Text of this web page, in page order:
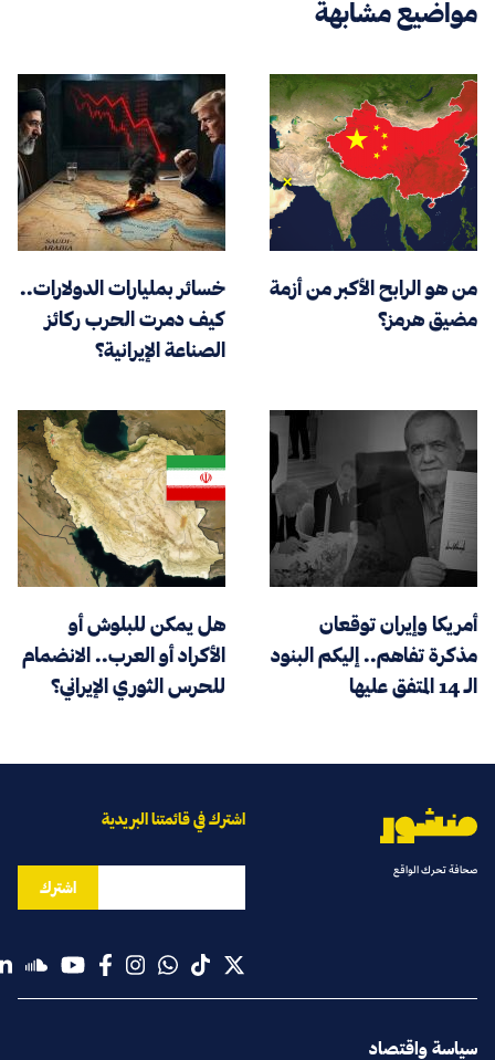
مواضيع مشابهة
من هو الرابح الأكبر من أزمة
مضيق هرمز؟
خسائر بمليارات الدولارات..
كيف دمرت الحرب ركائز
الصناعة الإيرانية؟
أمريكا وإيران توقعان
مذكرة تفاهم.. إليكم البنود
الـ 14 المتفق عليها
هل يمكن للبلوش أو
الأكراد أو العرب.. الانضمام
للحرس الثوري الإيراني؟
صحافة تحرك الواقع
سياسة واقتصاد
اشترك في قائمتنا البريدية
اشترك